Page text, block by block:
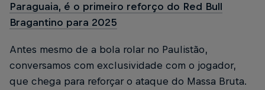
Paraguaia, é o primeiro reforço do Red Bull
Bragantino para 2025
Antes mesmo de a bola rolar no Paulistão,
conversamos com exclusividade com o jogador,
que chega para reforçar o ataque do Massa Bruta.